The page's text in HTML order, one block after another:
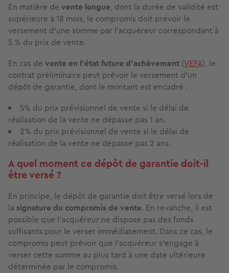
En matière de vente longue, dont la durée de validité est
supérieure à 18 mois, le compromis doit prévoir le
versement d’une somme par l’acquéreur correspondant à
5 % du prix de vente.
En cas de vente en l’état future d’achèvement (VEFA), le
contrat préliminaire peut prévoir le versement d’un
dépôt de garantie, dont le montant est encadré :
5% du prix prévisionnel de vente si le délai de
réalisation de la vente ne dépasse pas 1 an.
2% du prix prévisionnel de vente si le délai de
réalisation de la vente ne dépasse pas 2 ans.
A quel moment ce dépôt de garantie doit-il
être versé ?
En principe, le dépôt de garantie doit être versé lors de
la signature du compromis de vente. En revanche, il est
possible que l’acquéreur ne dispose pas des fonds
suffisants pour le verser immédiatement. Dans ce cas, le
compromis peut prévoir que l’acquéreur s’engage à
verser cette somme au plus tard à une date ultérieure
déterminée par le compromis.